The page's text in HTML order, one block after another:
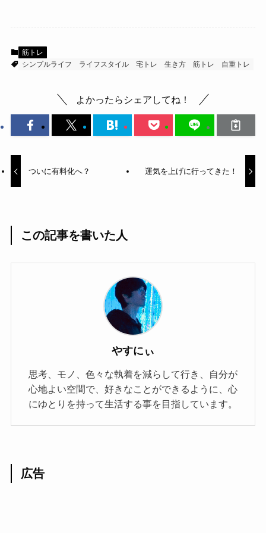
筋トレ
シンプルライフ
ライフスタイル 宅トレ 生き方 筋トレ 自重トレ
よかったらシェアしてね！
ついに有料化へ？ 運気を上げに行ってきた！
この記事を書いた人
やすにぃ
思考、モノ、色々な執着を減らして行き、自分が
心地よい空間で、好きなことができるように、心
にゆとりを持って生活する事を目指しています。
広告